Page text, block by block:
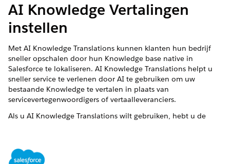
AI Knowledge Vertalingen
instellen
Met AI Knowledge Translations kunnen klanten hun bedrijf
sneller opschalen door hun Knowledge base native in
Salesforce te lokaliseren. AI Knowledge Translations helpt u
sneller service te verlenen door AI te gebruiken om uw
bestaande Knowledge te vertalen in plaats van
servicevertegenwoordigers of vertaalleveranciers.
Als u AI Knowledge Translations wilt gebruiken, hebt u de
Knowledge object nodig en Einstein ingeschakeld in uw
organisatie.